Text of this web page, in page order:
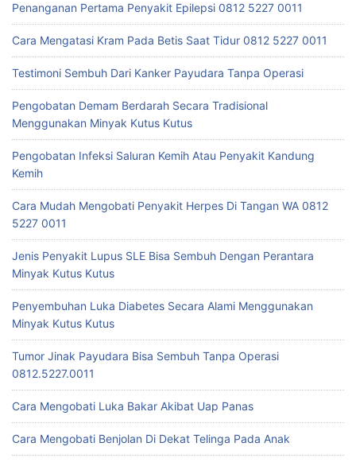
Penanganan Pertama Penyakit Epilepsi 0812 5227 0011
Cara Mengatasi Kram Pada Betis Saat Tidur 0812 5227 0011
Testimoni Sembuh Dari Kanker Payudara Tanpa Operasi
Pengobatan Demam Berdarah Secara Tradisional
Menggunakan Minyak Kutus Kutus
Pengobatan Infeksi Saluran Kemih Atau Penyakit Kandung
Kemih
Cara Mudah Mengobati Penyakit Herpes Di Tangan WA 0812
5227 0011
Jenis Penyakit Lupus SLE Bisa Sembuh Dengan Perantara
Minyak Kutus Kutus
Penyembuhan Luka Diabetes Secara Alami Menggunakan
Minyak Kutus Kutus
Tumor Jinak Payudara Bisa Sembuh Tanpa Operasi
0812.5227.0011
Cara Mengobati Luka Bakar Akibat Uap Panas
Cara Mengobati Benjolan Di Dekat Telinga Pada Anak